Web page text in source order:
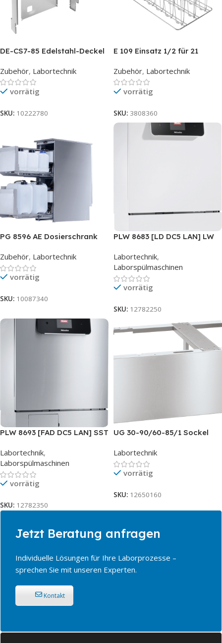
DE-CS7-85 Edelstahl-Deckel
Zubehör, Labortechnik
vorrätig
SKU: 10222780
E 109 Einsatz 1/2 für 21
Zubehör, Labortechnik
vorrätig
SKU: 3808360
PG 8596 AE Dosierschrank
Zubehör, Labortechnik
vorrätig
SKU: 10087340
PLW 8683 [LD DC5 LAN] LW
Labortechnik,
Laborspülmaschinen
vorrätig
SKU: 12782250
PLW 8693 [FAD DC5 LAN] SST
Labortechnik,
Laborspülmaschinen
vorrätig
SKU: 12782350
UG 30-90/60-85/1 Sockel
Labortechnik
vorrätig
SKU: 12650160
Jetzt Beratung anfragen
Individuelle Lösungen für Ihre Laborprozesse –
sprechen Sie mit unseren Experten.
Kontakt